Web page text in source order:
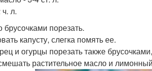
л.
порезать.
капусту, слегка помять ее.
и огурцы порезать также
растительное масло и